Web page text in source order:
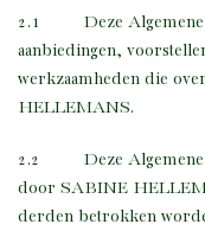
2.1 Deze Algemene
aanbiedingen,
werkzaamheden die
HELLEMANS.
2.2 Deze Algemene
door SABINE
derden betrokken